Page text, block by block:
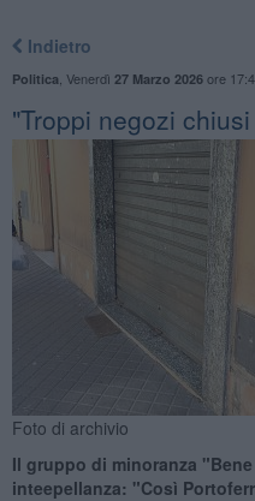
Indietro
Politica Venerdì 27 Marzo 2026ore
"Troppi negozi
Foto di archivio
Il gruppo di minoranza
inteepellanza: "Così